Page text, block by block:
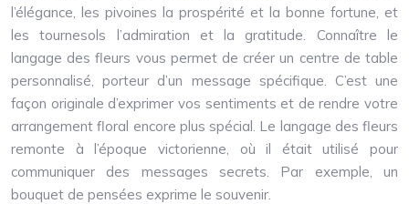
l’élégance, les pivoines la prospérité et la bonne fortune, et
les tournesols l’admiration et la gratitude. Connaître le
langage des fleurs vous permet de créer un centre de table
personnalisé, porteur d’un message spécifique. C’est une
façon originale d’exprimer vos sentiments et de rendre votre
arrangement floral encore plus spécial. Le langage des fleurs
remonte à l’époque victorienne, où il était utilisé pour
communiquer des messages secrets. Par exemple, un
bouquet de pensées exprime le souvenir.